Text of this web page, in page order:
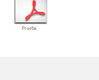
Prueba